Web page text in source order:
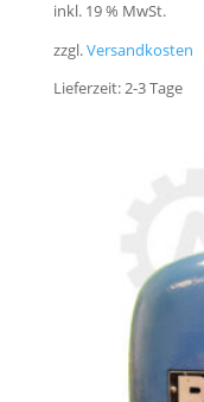
inkl. 19 % MwSt.
zzgl.Versandkosten
Lieferzeit:2-3 Tage